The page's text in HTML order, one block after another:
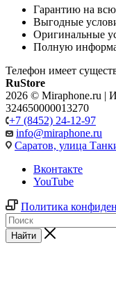
Гарантию на
Выгодные
Оригинальные
Полную
Телефон имеет
RuStore
2026 © Miraphone.ru
324650000013270
+7 (8452) 24-12-97
info@miraphone.ru
Саратов, улица
Вконтакте
YouTube
Политика
Найти